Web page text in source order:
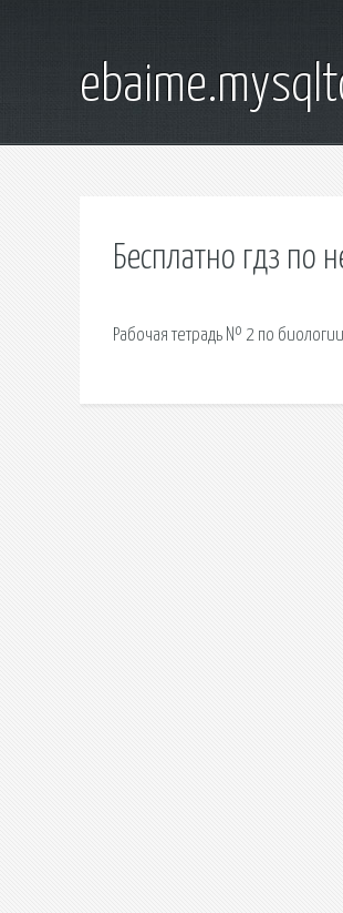
Бесплатно гдз по
Рабочая тетрадь № 2 по